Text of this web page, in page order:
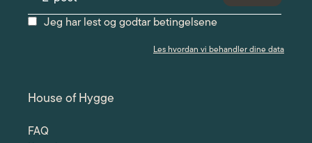
Jeg har lest og godtar betingelsene
Les hvordan vi behandler dine data
House of Hygge
FAQ